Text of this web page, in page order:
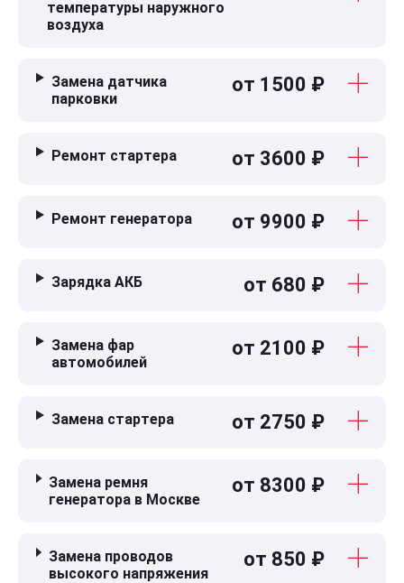
температуры наружного
воздуха
Замена датчика
парковки
от 1500 ₽
Ремонт стартера от 3600 ₽
Ремонт генератора от 9900 ₽
Зарядка АКБ от 680 ₽
Замена фар
автомобилей
от 2100 ₽
Замена стартера от 2750 ₽
Замена ремня
генератора в Москве
от 8300 ₽
Замена проводов
высокого напряжения
от 850 ₽